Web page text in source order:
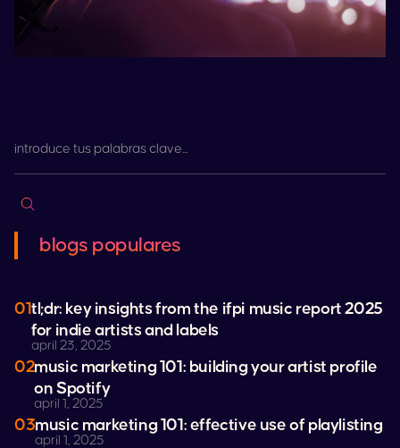
blogs populares
01tl;dr: key insights from the ifpi music report 2025
for indie artists and labels
april 23, 2025
02music marketing 101: building your artist profile
onSpotify
april 1, 2025
03music marketing 101: effective use of playlisting
april 1, 2025